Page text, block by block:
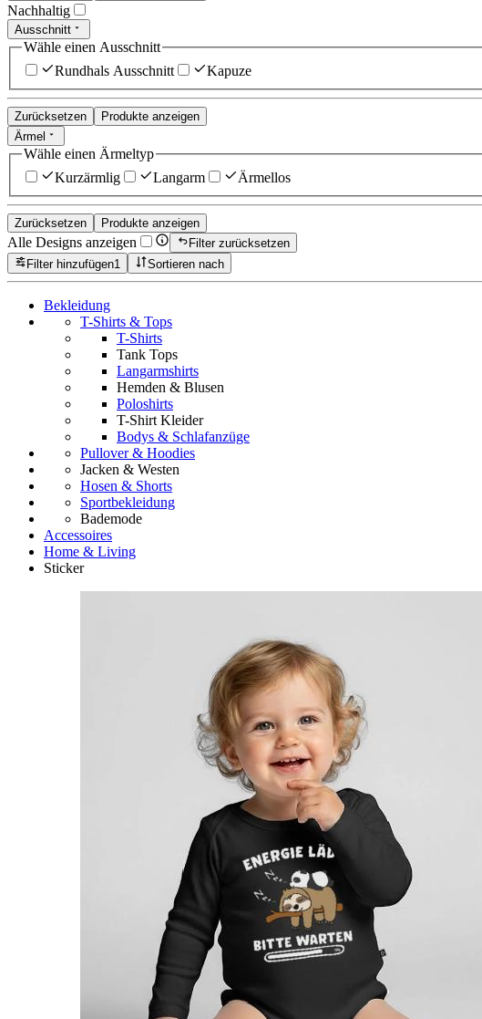
Nachhaltig
Ausschnitt
Wähle einen Ausschnitt
Rundhals Ausschnitt
Kapuze
Zurücksetzen
Produkte anzeigen
Ärmel
Wähle einen Ärmeltyp
Kurzärmlig
Langarm Ärmellos
Zurücksetzen Produkte anzeigen
Alle Designs anzeigen
Filter zurücksetzen
Filter hinzufügen1 Sortieren nach
Bekleidung
T-Shirts & Tops
T-Shirts
Tank Tops
Langarmshirts
Hemden & Blusen
Poloshirts
T-Shirt Kleider
Bodys & Schlafanzüge
Pullover & Hoodies
Jacken & Westen
Hosen & Shorts
Sportbekleidung
Bademode
Accessoires
Home & Living
Sticker